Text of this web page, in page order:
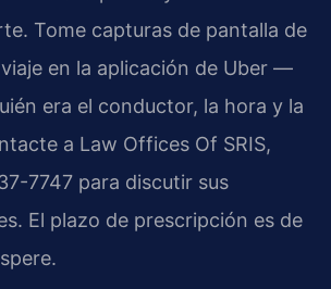
Tome capturas de pantalla de
en la aplicación de Uber —
era el conductor, la hora y la
a Law Offices Of SRIS,
7747 para discutir sus
El plazo de prescripción es de